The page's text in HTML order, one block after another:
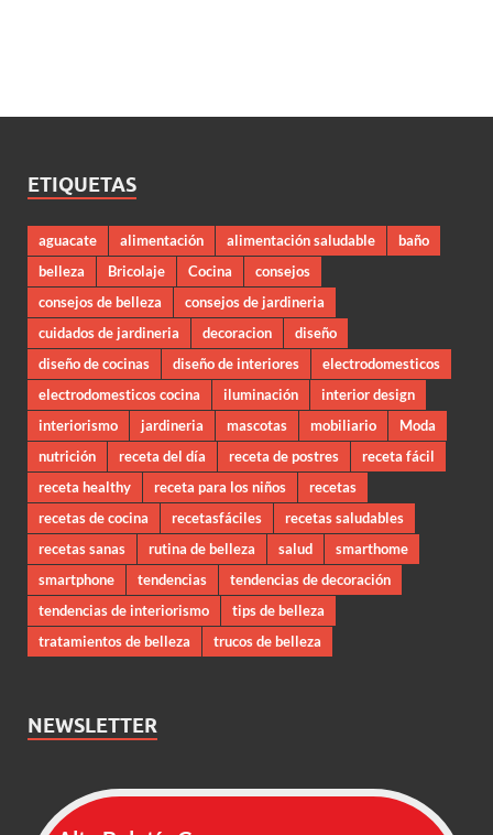
ETIQUETAS
aguacate alimentación alimentación saludable
baño
belleza
Bricolaje Cocina
consejos
consejos de belleza
consejos de jardineria
cuidados de jardineria
decoracion
diseño
diseño de cocinas
diseño de interiores
electrodomesticos
electrodomesticos cocina
iluminación
interior design
interiorismo
jardineria mascotas mobiliario
Moda
nutrición
receta del día receta de postres
receta fácil
receta healthy
receta para los niños
recetas
recetas de cocina
recetasfáciles
recetas saludables
recetas sanas
rutina de belleza salud
smarthome
smartphone
tendencias
tendencias de decoración
tendencias de interiorismo
tips de belleza
tratamientos de belleza
trucos de belleza
NEWSLETTER